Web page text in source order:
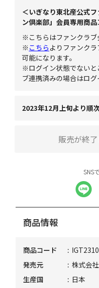
＜いぎなり東北産公式
ン倶楽部」会員専用商品
※こちらはファンクラブ
※ こちら よりファンク
可能になります。
※ログイン状態でないと
ブ連携済みの場合はログ
2023年12月上旬より順
販売が終
SNS
商品情報
商品コード
発売元
株式会
生産国
日本